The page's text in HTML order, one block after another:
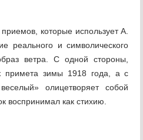
которые использует А.
реального и символического
ветра. С одной стороны,
примета зимы 1918 года, а с
олицетворяет собой
воспринимал как стихию.